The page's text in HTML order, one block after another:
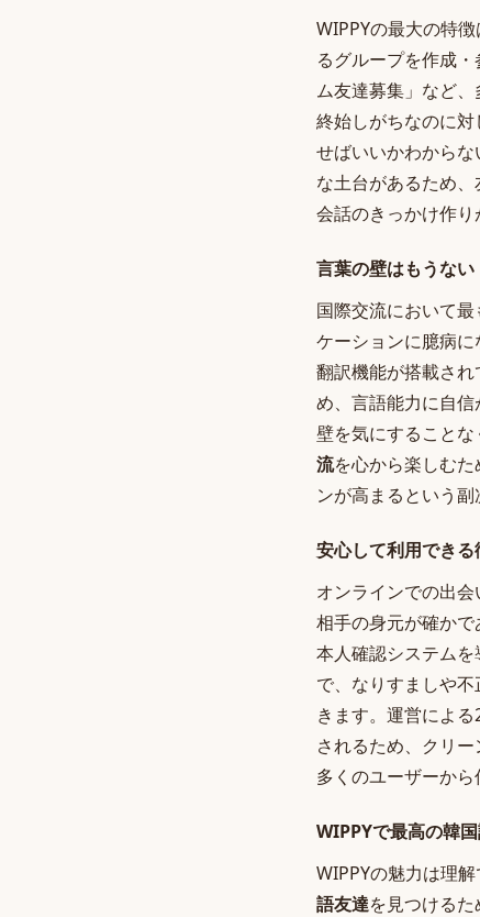
WIPPYの最大の特
るグループを作成
ム友達募集」など
終始しがちなのに
せばいいかわから
な土台があるため
会話のきっかけ作り
言葉の壁はもうな
国際交流において
ケーションに臆病
翻訳機能が搭載さ
め、言語能力に自
壁を気にすることな
流を心から楽しむ
ンが高まるという副
安心して利用でき
オンラインでの出
相手の身元が確か
本人確認システム
で、なりすましや
きます。運営によ
されるため、クリ
多くのユーザーから
WIPPYで最高の韓
WIPPYの魅力は理
語友達を見つける